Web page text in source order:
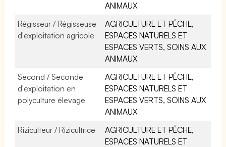
ANIMAUX
Régisseur / Régisseuse
d'exploitation agricole
AGRICULTURE ET PÊCHE,
ESPACES NATURELS ET
ESPACES VERTS, SOINS AUX
ANIMAUX
Second / Seconde
d'exploitation en
polyculture élevage
AGRICULTURE ET PÊCHE,
ESPACES NATURELS ET
ESPACES VERTS, SOINS AUX
ANIMAUX
Riziculteur / Rizicultrice
AGRICULTURE ET PÊCHE,
ESPACES NATURELS ET